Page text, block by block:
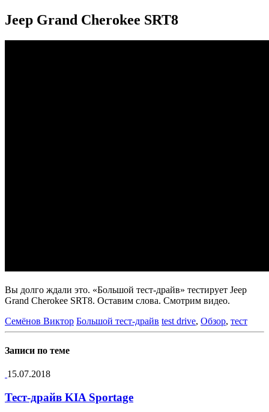
Jeep Grand Cherokee SRT8
Вы долго ждали это. «Большой тест-драйв» тестирует Jeep
Grand Cherokee SRT8. Оставим слова. Смотрим видео.
Семёнов Виктор Большой тест-драйв test drive, Обзор, тест
Записи по теме
15.07.2018
Тест-драйв KIA Sportage